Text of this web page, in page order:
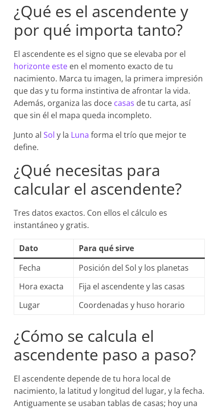
¿Qué es el ascendente y
por qué importa tanto?
El ascendente es el signo que se elevaba por el
horizonte este en el momento exacto de tu
nacimiento. Marca tu imagen, la primera impresión
que das y tu forma instintiva de afrontar la vida.
Además, organiza las doce casas de tu carta, así
que sin él el mapa queda incompleto.
Junto alSol y la Luna forma el trío que mejor te
define.
¿Qué necesitas para
calcular el ascendente?
Tres datos exactos. Con ellos el cálculo es
instantáneo y gratis.
Dato
Para qué sirve
Fecha
Posición del Sol y los planetas
Hora exacta
Fija el ascendente y las casas
Lugar
Coordenadas y huso horario
¿Cómo se calcula el
ascendente paso a paso?
El ascendente depende de tu hora local de
nacimiento, la latitud y longitud del lugar, y la fecha.
Antiguamente se usaban tablas de casas; hoy una